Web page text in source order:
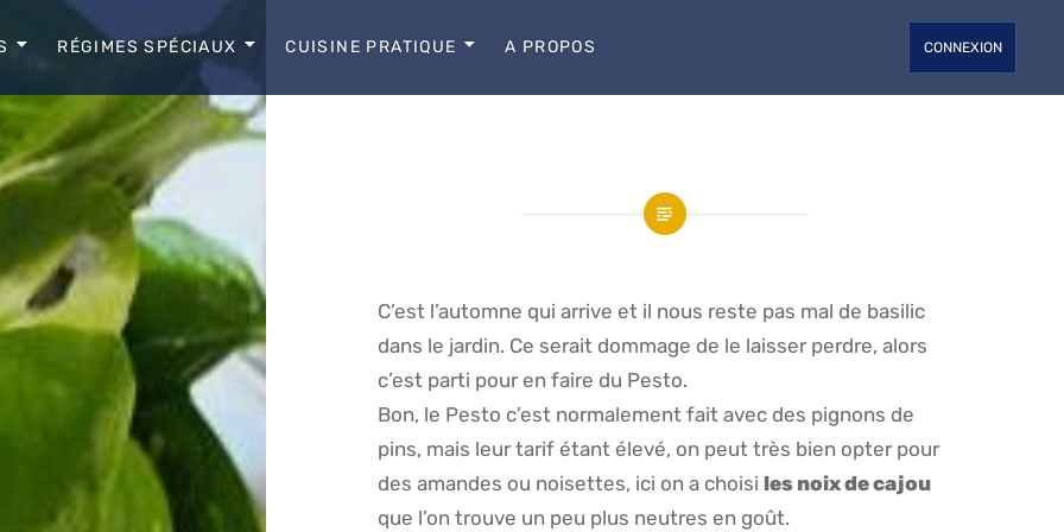
RÉGIMES SPÉCIAUX CUISINE PRATIQUE A PROPOS CONNEXION
C’est l’automne qui arrive et il nous reste pas mal de basilic
dans le jardin. Ce serait dommage de le laisser perdre, alors
c’est parti pour en faire du Pesto.
Bon, le Pesto c’est normalement fait avec des pignons de
pins, mais leur tarif étant élevé, on peut très bien opter pour
des amandes ou noisettes, ici on a choisi les noix de cajou
que l’on trouve un peu plus neutres en goût.